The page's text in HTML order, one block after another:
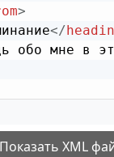
>
</
обо мне в
Показать XML